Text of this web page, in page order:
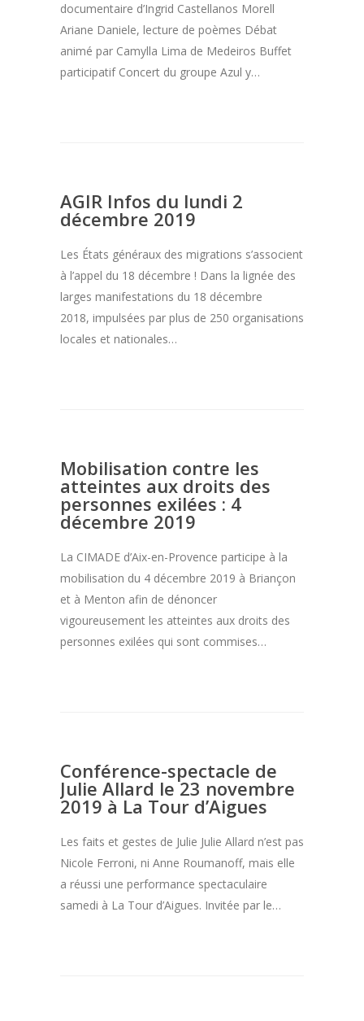
documentaire d’Ingrid Castellanos Morell
Ariane Daniele, lecture de poèmes Débat
animé par Camylla Lima de Medeiros Buffet
participatif Concert du groupe Azul y…
AGIR Infos du lundi 2
décembre 2019
Les États généraux des migrations s’associent
à l’appel du 18 décembre ! Dans la lignée des
larges manifestations du 18 décembre
2018, impulsées par plus de 250 organisations
locales et nationales…
Mobilisation contre les
atteintes aux droits des
personnes exilées : 4
décembre 2019
La CIMADE d’Aix-en-Provence participe à la
mobilisation du 4 décembre 2019 à Briançon
et à Menton afin de dénoncer
vigoureusement les atteintes aux droits des
personnes exilées qui sont commises…
Conférence-spectacle de
Julie Allard le 23 novembre
2019 à La Tour d’Aigues
Les faits et gestes de Julie Julie Allard n’est pas
Nicole Ferroni, ni Anne Roumanoff, mais elle
a réussi une performance spectaculaire
samedi à La Tour d’Aigues. Invitée par le…